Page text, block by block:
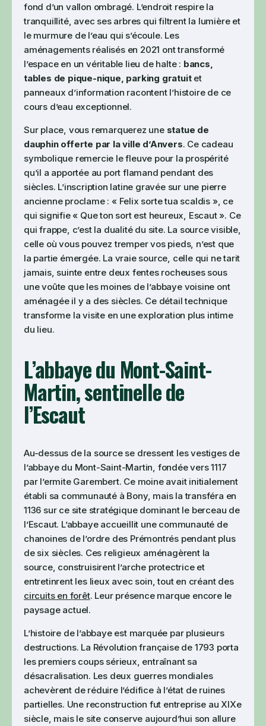
fond d’un vallon ombragé. L’endroit respire la
tranquillité, avec ses arbres qui filtrent la lumière et
le murmure de l’eau qui s’écoule. Les
aménagements réalisés en 2021 ont transformé
l’espace en un véritable lieu de halte : bancs,
tables de pique-nique, parking gratuitet
panneaux d’information racontent l’histoire de ce
cours d’eau exceptionnel.
Sur place, vous remarquerez une statue de
dauphin offerte par la ville d’Anvers. Ce cadeau
symbolique remercie le fleuve pour la prospérité
qu’il a apportée au port flamand pendant des
siècles. L’inscription latine gravée sur une pierre
ancienne proclame : « Felix sorte tua scaldis », ce
qui signifie « Que ton sort est heureux, Escaut ». Ce
qui frappe, c’est la dualité du site. La source visible,
celle où vous pouvez tremper vos pieds, n’est que
la partie émergée. La vraie source, celle qui ne tarit
jamais, suinte entre deux fentes rocheuses sous
une voûte que les moines de l’abbaye voisine ont
aménagée il y a des siècles. Ce détail technique
transforme la visite en une exploration plus intime
du lieu.
L’abbaye du Mont-Saint-
Martin, sentinelle de
l’Escaut
Au-dessus de la source se dressent les vestiges de
l’abbaye du Mont-Saint-Martin, fondée vers 1117
par l’ermite Garembert. Ce moine avait initialement
établi sa communauté à Bony, mais la transféra en
1136 sur ce site stratégique dominant le berceau de
l’Escaut. L’abbaye accueillit une communauté de
chanoines de l’ordre des Prémontrés pendant plus
de six siècles. Ces religieux aménagèrent la
source, construisirent l’arche protectrice et
entretinrent les lieux avec soin, tout en créant des
circuits en forêt. Leur présence marque encore le
paysage actuel.
L’histoire de l’abbaye est marquée par plusieurs
destructions. La Révolution française de 1793 porta
les premiers coups sérieux, entraînant sa
désacralisation. Les deux guerres mondiales
achevèrent de réduire l’édifice à l’état de ruines
partielles. Une reconstruction fut entreprise au XIXe
siècle, mais le site conserve aujourd’hui son allure